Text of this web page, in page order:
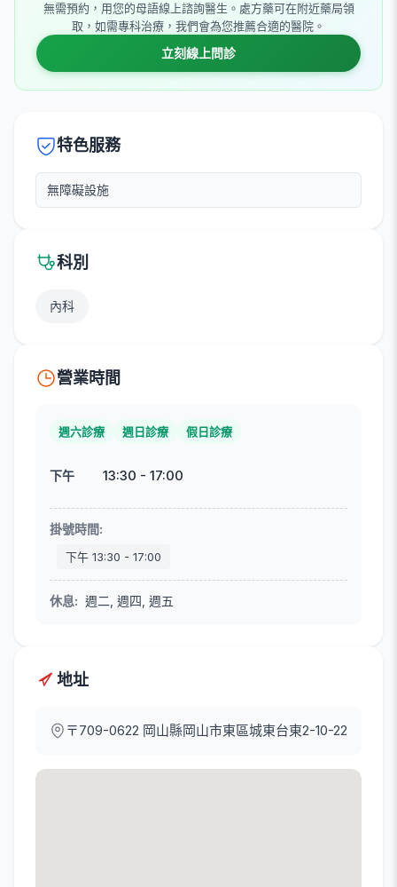
無需預約，用您的母語線上諮詢醫生。處方藥可在附近藥局領
取，如需專科治療，我們會為您推薦合適的醫院。
立刻線上問診
特色服務
無障礙設施
科別
內科
營業時間
週六診療 週日診療 假日診療
下午 13:30 - 17:00
掛號時間:
下午 13:30 - 17:00
休息: 週二, 週四, 週五
地址
〒709-0622 岡山縣岡山市東區城東台東2-10-22